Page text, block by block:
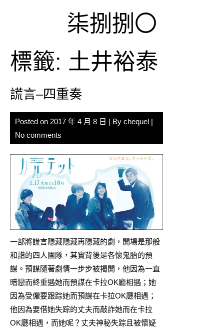
柒捌捌〇
標籤: 土井裕泰
謊言–四重奏
Posted on 2017 年 4 月 8 日 | By chequel |
No comments
一部將謊言隱藏隱藏再隱藏的劇，開場是那般
和諧的四人團隊，其實背後是各懷鬼胎的預
謀。預謀隨著劇情一步步被揭開，他因為一直
暗戀而終重遇她而預謀在卡拉OK廳相遇；她
因為受僱要跟踪她而預謀在卡拉OK廳相遇；
他因為要借她失踪的丈夫而敲詐她而在卡拉
OK廳相遇，而她呢？丈夫神秘失踪且被懷疑